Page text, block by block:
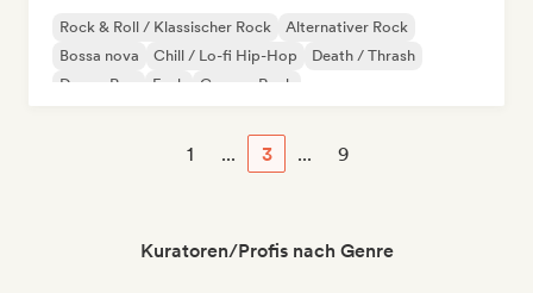
Rock & Roll / Klassischer Rock
Alternativer Rock
Bossa nova
Chill / Lo-fi Hip-Hop
Death / Thrash
Dream Pop
Funk Garage-Rock
1 ... 3 ... 9
Kuratoren/Profis nach Genre